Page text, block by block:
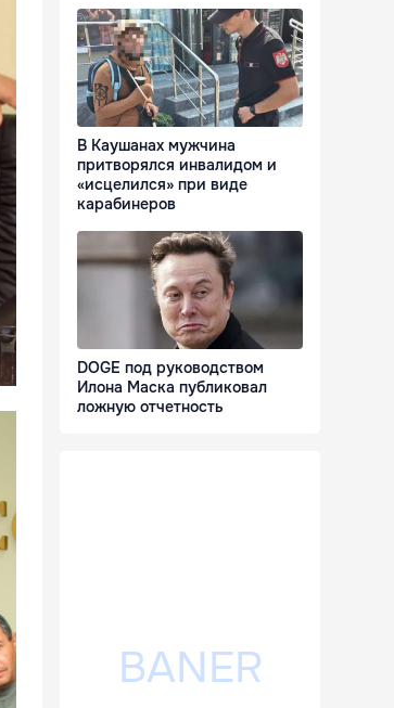
В Каушанах мужчина
притворялся инвалидом и
«исцелился» при виде
карабинеров
DOGE под руководством
Илона Маска публиковал
ложную отчетность